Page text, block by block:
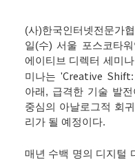
(사)한국인터넷전문가
일(수) 서울 포스코타
에이티브 디렉터 세미
미나는 'Creative Shift
아래, 급격한 기술 발
중심의 아날로그적 회
리가 될 예정이다.
매년 수백 명의 디지털